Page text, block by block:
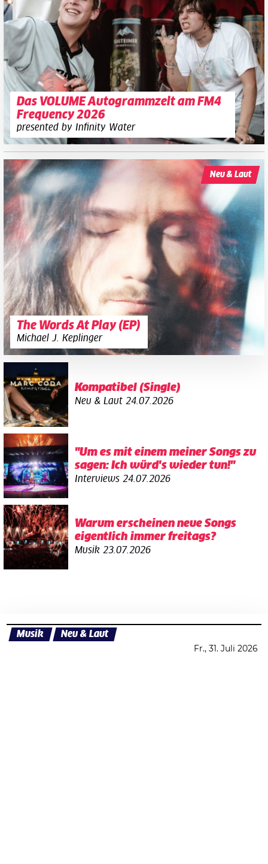
Das VOLUME Autogrammzelt am FM4
Frequency 2026
presented by Infinity Water
The Words At Play (EP)
Michael J. Keplinger
Neu & Laut
Kompatibel (Single)
Neu & Laut 24.07.2026
"Um es mit einem meiner Songs zu
sagen: Ich würd's wieder tun!"
Interviews 24.07.2026
Warum erscheinen neue Songs
eigentlich immer freitags?
Musik 23.07.2026
Musik Neu & Laut
Fr., 31. Juli 2026